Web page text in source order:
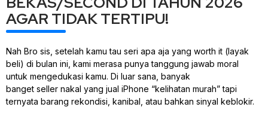
AGAR TIDAK TERTIPU!
Nah Bro sis, setelah kamu tau seri apa aja yang worth it (layak
beli) di bulan ini, kami merasa punya tanggung jawab moral
untuk mengedukasi kamu. Di luar sana, banyak
banget seller nakal yang jual iPhone “kelihatan murah” tapi
ternyata barang rekondisi, kanibal, atau bahkan sinyal keblokir.